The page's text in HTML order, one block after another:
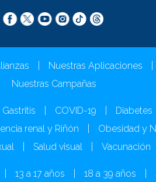
Nuestras Aplicaciones
Nuestras Campañas
COVID-19 Diabetes
renal y Riñón Obesidad y
Salud visual Vacunación
13 a 17 años 18 a 39 años